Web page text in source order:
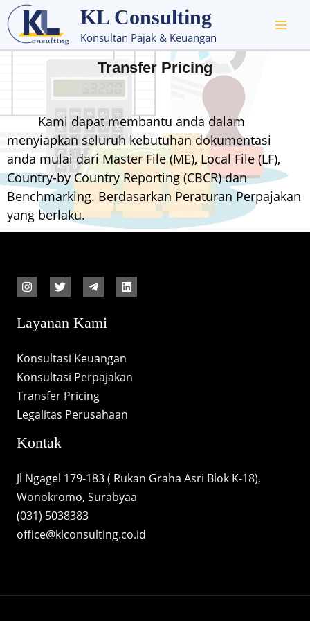
KL Consulting
Konsultan Pajak & Keuangan
Transfer Pricing
Kami dapat membantu anda dalam
menyiapkan seluruh kebutuhan dokumentasi
anda mulai dari Master File (ME), Local File (LF),
Country-by Country Reporting (CBCR) dan
Benchmarking. Berdasarkan Peraturan Perpajakan
yang berlaku.
Layanan Kami
Konsultasi Keuangan
Konsultasi Perpajakan
Transfer Pricing
Legalitas Perusahaan
Kontak
Jl Ngagel 179-183 ( Rukan Graha Asri Blok K-18),
Wonokromo, Surabyaa
(031) 5038383
office@klconsulting.co.id